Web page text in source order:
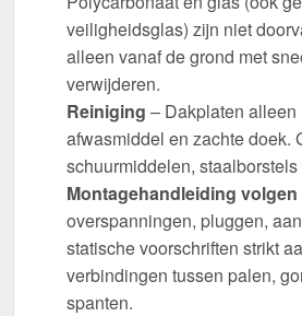
veiligheidsglas) zijn niet
alleen vanaf de grond met
verwijderen.
Reiniging – Dakplaten alleen
afwasmiddel en zachte doek.
schuurmiddelen,
Montagehandleiding volgen
overspanningen, pluggen,
statische voorschriften strikt
verbindingen tussen palen,
spanten.